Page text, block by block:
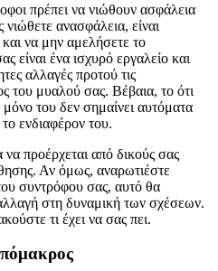
πρέπει να νιώθουν ασφάλεια
ανασφάλεια, είναι
να μην αμελήσετε το
είναι ένα ισχυρό εργαλείο και
αλλαγές προτού τις
του μυαλού σας. Βέβαια, το ότι
του δεν σημαίνει αυτόματα
ενδιαφέρον του.
προέρχεται από δικούς σας
Αν όμως, αναρωτιέστε
συντρόφου σας, αυτό θα
στη δυναμική των σχέσεων.
τι έχει να σας πει.